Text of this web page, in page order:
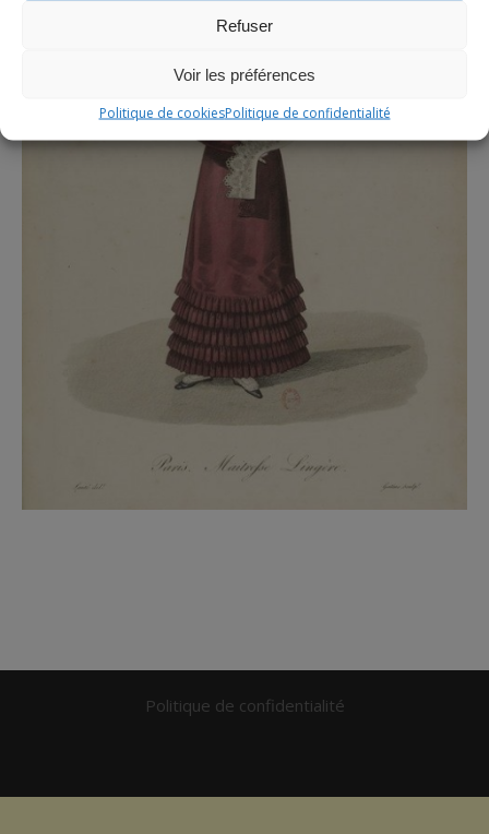
Refuser
Voir les préférences
Politique de cookiesPolitique de confidentialité
Politique de confidentialité